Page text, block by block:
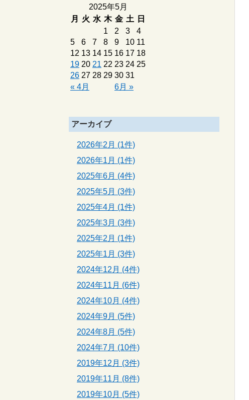
2025年5月
月
火 水 木 金 土 日
« 4月 6月 »
1 2 3
4
5
6 7 8 9 10 11
12 13 14 15 16 17 18
19 20 21 22 23 24 25
26 27 28 29 30 31
アーカイブ
2026年2月 (1件)
2026年1月 (1件)
2025年6月 (4件)
2025年5月 (3件)
2025年4月 (1件)
2025年3月 (3件)
2025年2月 (1件)
2025年1月 (3件)
2024年12月 (4件)
2024年11月 (6件)
2024年10月 (4件)
2024年9月 (5件)
2024年8月 (5件)
2024年7月 (10件)
2019年12月 (3件)
2019年11月 (8件)
2019年10月 (5件)